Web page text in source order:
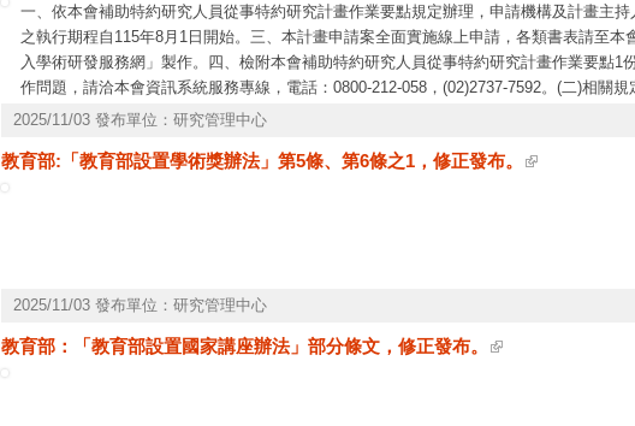
一、依本會補助特約研究人員從事特約研究計畫作業要點規定辦理，申請機構及計畫主
之執行期程自115年8月1日開始。三、本計畫申請案全面實施線上申請，各類書表請至本
入學術研發服務網」製作。四、檢附本會補助特約研究人員從事特約研究計畫作業要點1
作問題，請洽本會資訊系統服務專線，電話：0800-212-058，(02)2737-7592。(二)相關
話：(02)2737-7568、7847、7980、8010、7440。
2025/11/03 發布單位：研究管理中心
教育部:「教育部設置學術獎辦法」第5條、第6條之1，修正發布。
2025/11/03 發布單位：研究管理中心
教育部：「教育部設置國家講座辦法」部分條文，修正發布。